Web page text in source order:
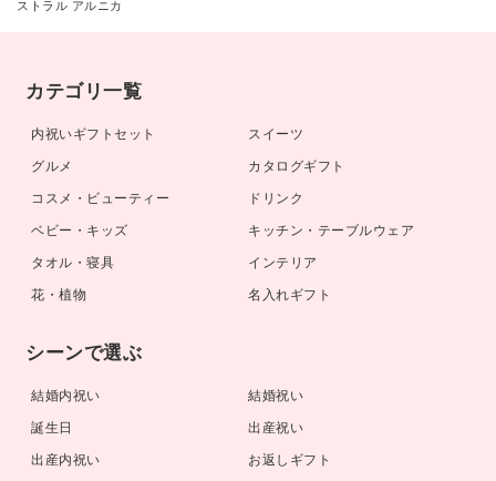
ストラル アルニカ
カテゴリ一覧
内祝いギフトセット
スイーツ
グルメ
カタログギフト
コスメ・ビューティー
ドリンク
ベビー・キッズ
キッチン・テーブルウェア
タオル・寝具
インテリア
花・植物
名入れギフト
シーンで選ぶ
結婚内祝い
結婚祝い
誕生日
出産祝い
出産内祝い
お返しギフト